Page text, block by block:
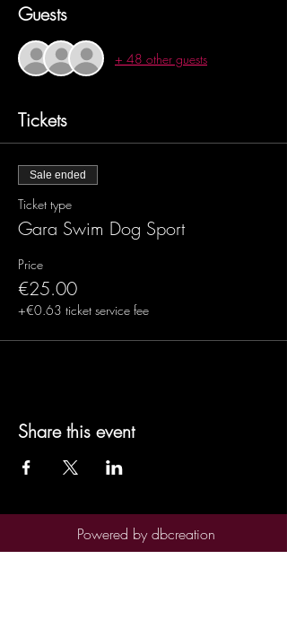
Guests
+ 48 other guests
Tickets
Sale ended
Ticket type
Gara Swim Dog Sport
Price
€25.00
+€0.63 ticket service fee
Share this event
Powered bydbcreation